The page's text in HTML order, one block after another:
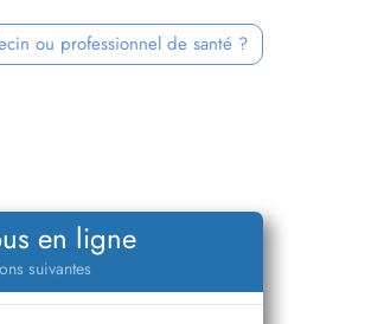
ou professionnel de santé ?
en ligne
suivantes